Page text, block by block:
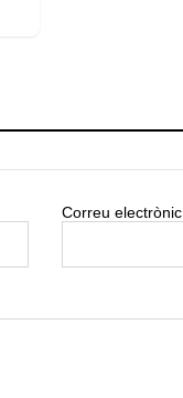
Correu electrònic